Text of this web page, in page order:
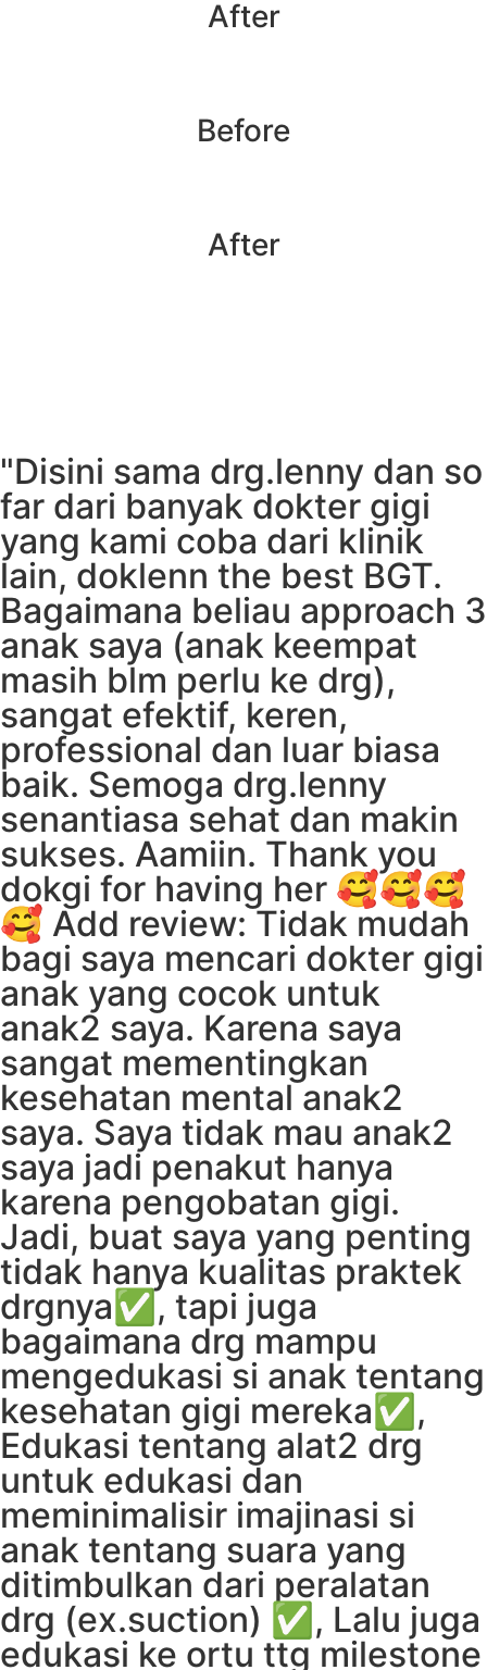
After
Before
After
"Disini sama drg.lenny dan so
far dari banyak dokter gigi
yang kami coba dari klinik
lain, doklenn the best BGT.
Bagaimana beliau approach 3
anak saya (anak keempat
masih blm perlu ke drg),
sangat efektif, keren,
professional dan luar biasa
baik. Semoga drg.lenny
senantiasa sehat dan makin
sukses. Aamiin. Thank you
dokgi for having her 🥰🥰🥰
🥰 Add review: Tidak mudah
bagi saya mencari dokter gigi
anak yang cocok untuk
anak2 saya. Karena saya
sangat mementingkan
kesehatan mental anak2
saya. Saya tidak mau anak2
saya jadi penakut hanya
karena pengobatan gigi.
Jadi, buat saya yang penting
tidak hanya kualitas praktek
drgnya✅, tapi juga
bagaimana drg mampu
mengedukasi si anak tentang
kesehatan gigi mereka✅,
Edukasi tentang alat2 drg
untuk edukasi dan
meminimalisir imajinasi si
anak tentang suara yang
ditimbulkan dari peralatan
drg (ex.suction) ✅, Lalu juga
edukasi ke ortu ttg milestone